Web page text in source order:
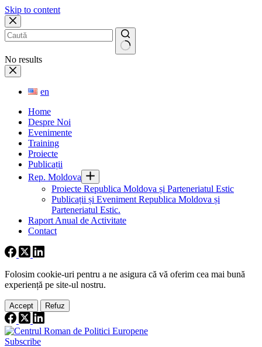
Skip to content
No results
en
Home
Despre Noi
Evenimente
Training
Proiecte
Publicații
Rep. Moldova
Proiecte Republica Moldova și Parteneriatul Estic
Publicații și Eveniment Republica Moldova și
Parteneriatul Estic.
Raport Anual de Activitate
Contact
Folosim cookie-uri pentru a ne asigura că vă oferim cea mai bună
experiență pe site-ul nostru.
Accept Refuz
Subscribe